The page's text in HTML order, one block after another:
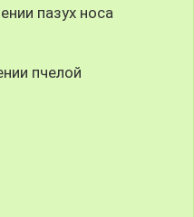
пазух носа
пчелой